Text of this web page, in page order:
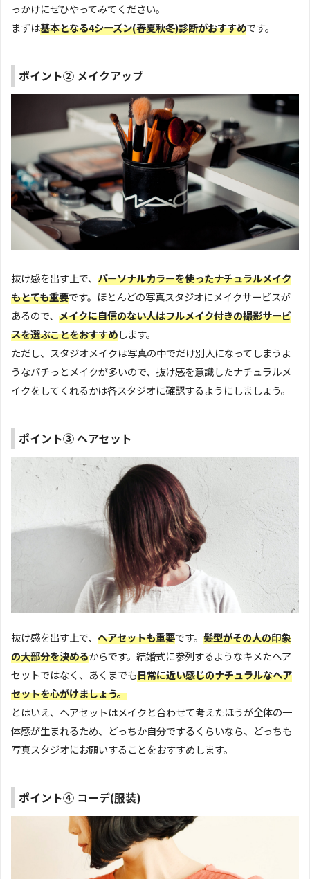
っかけにぜひやってみてください。
まずは基本となる4シーズン(春夏秋冬)診断がおすすめです。
ポイント② メイクアップ
抜け感を出す上で、 パーソナルカラーを使ったナチュラルメイク
もとても重要です。ほとんどの写真スタジオにメイクサービスが
あるので、 メイクに自信のない人はフルメイク付きの撮影サービ
スを選ぶことをおすすめします。
ただし、スタジオメイクは写真の中でだけ別人になってしまうよ
うなバチっとメイクが多いので、抜け感を意識したナチュラルメ
イクをしてくれるかは各スタジオに確認するようにしましょう。
ポイント③ ヘアセット
抜け感を出す上で、 ヘアセットも重要です。 髪型がその人の印象
の大部分を決めるからです。結婚式に参列するようなキメたヘア
セットではなく、あくまでも日常に近い感じのナチュラルなヘア
セットを心がけましょう。
とはいえ、ヘアセットはメイクと合わせて考えたほうが全体の一
体感が生まれるため、どっちか自分でするくらいなら、どっちも
写真スタジオにお願いすることをおすすめします。
ポイント④ コーデ(服装)